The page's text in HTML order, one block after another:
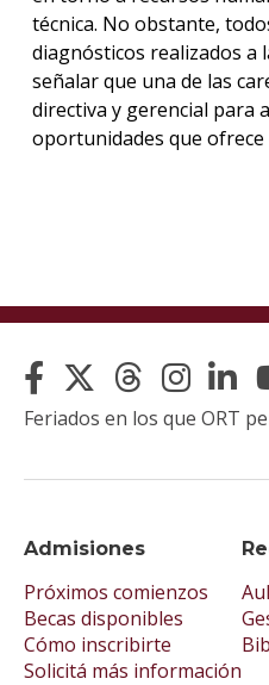
técnica. No obstante,
diagnósticos realizados a
señalar que una de las
directiva y gerencial para
oportunidades que ofrece
Admisiones
Próximos comienzos
Becas disponibles
Cómo inscribirte
Solicitá más información
Feriados en los que ORT